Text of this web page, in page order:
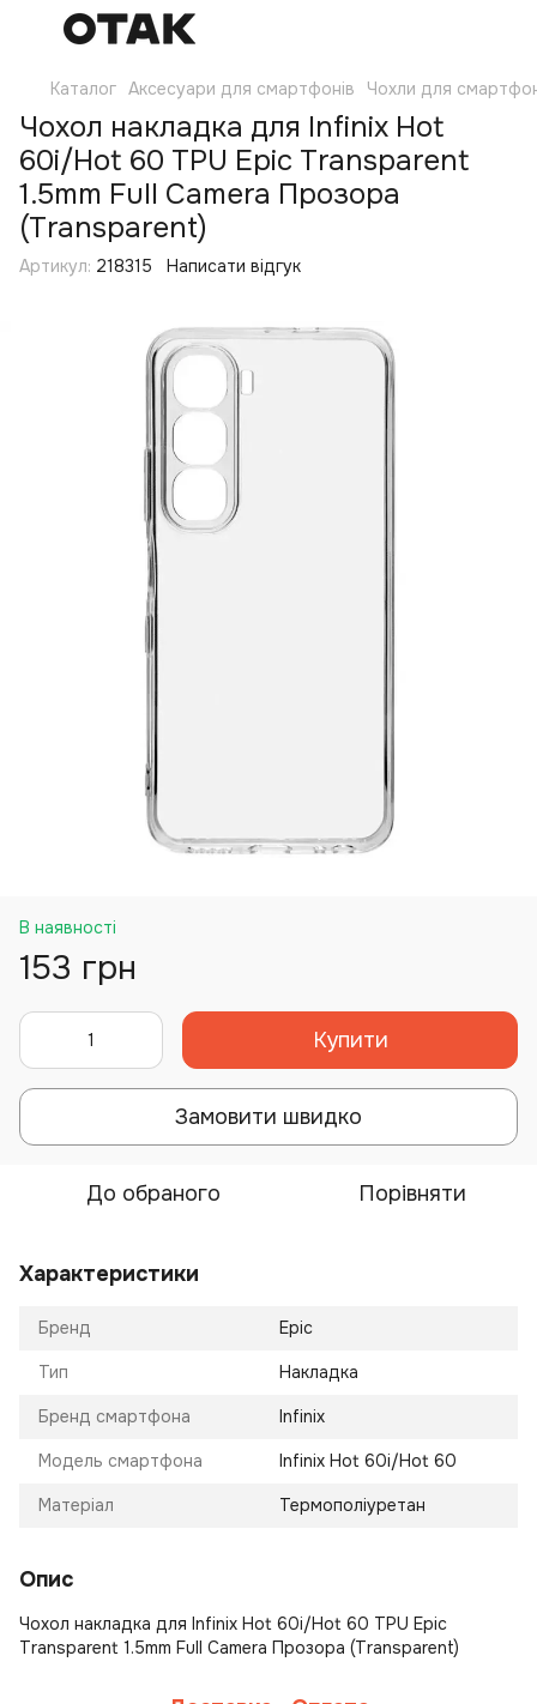
Каталог Аксесуари для смартфонів Чохли для
Чохол накладка для Infinix Hot
60i/Hot 60 TPU Epic Transparent
1.5mm Full Camera Прозора
(Transparent)
Артикул: 218315 Написати відгук
В наявності
153 грн
Купити
Замовити швидко
До обраного Порівняти
Характеристики
Бренд Epic
Тип Накладка
Бренд смартфона Infinix
Модель смартфона Infinix Hot 60i/Hot 60
Матеріал Термополіуретан
Опис
Чохол накладка для Infinix Hot 60i/Hot 60 TPU Epic
Transparent 1.5mm Full Camera Прозора (Transparent)